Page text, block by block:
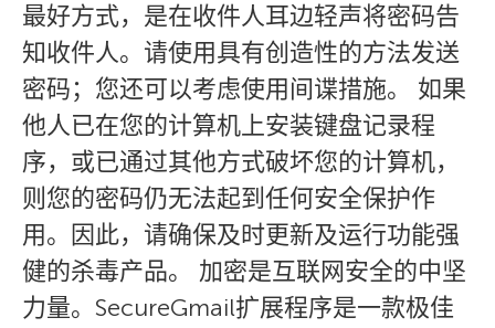
最好方式，是在收件人耳边轻声将密码告
知收件人。请使用具有创造性的方法发送
密码；您还可以考虑使用间谍措施。 如果
他人已在您的计算机上安装键盘记录程
序，或已通过其他方式破坏您的计算机，
则您的密码仍无法起到任何安全保护作
用。因此，请确保及时更新及运行功能强
健的杀毒产品。 加密是互联网安全的中坚
力量。SecureGmail扩展程序是一款极佳